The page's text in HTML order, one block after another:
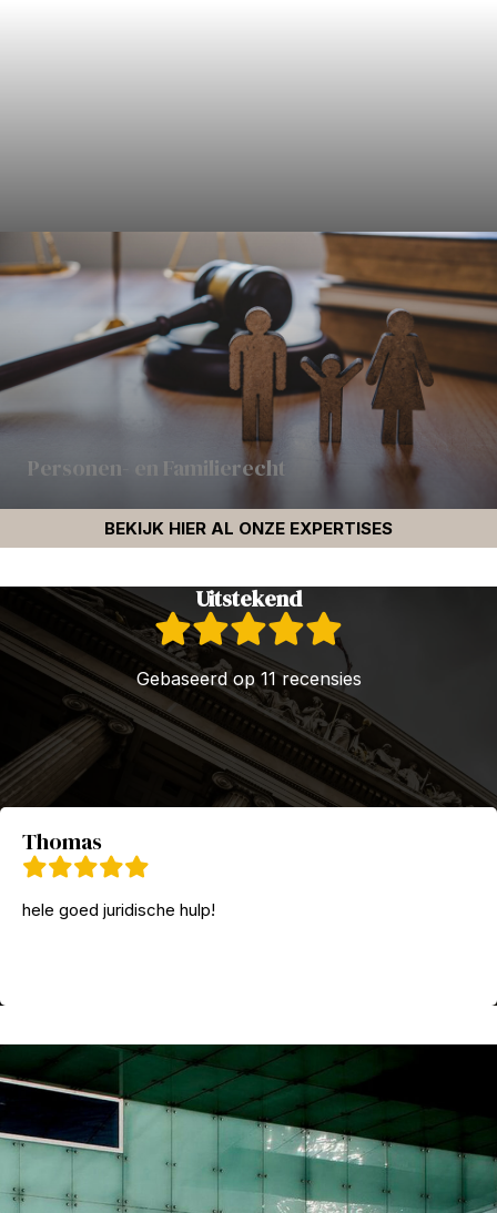
Personen- en Familierecht
BEKIJK HIER AL ONZE EXPERTISES
Uitstekend
Gebaseerd op 11 recensies
Thomas
hele goed juridische hulp!